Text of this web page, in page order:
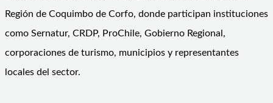
Región de Coquimbo de Corfo, donde participan instituciones
como Sernatur, CRDP, ProChile, Gobierno Regional,
corporaciones de turismo, municipios y representantes
locales del sector.